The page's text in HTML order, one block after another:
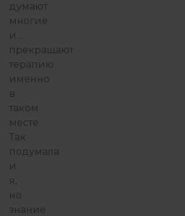
думают
многие
и…
прекращают
терапию
именно
в
таком
месте.
Так
подумала
и
я,
но
знание